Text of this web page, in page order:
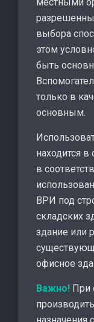
выбора
этом
быть
только в
основным.
находится
в
ВРИ под
складских
здание или
офисное
Важно! При